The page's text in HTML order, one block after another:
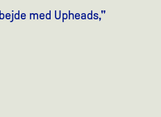
med Upheads,"